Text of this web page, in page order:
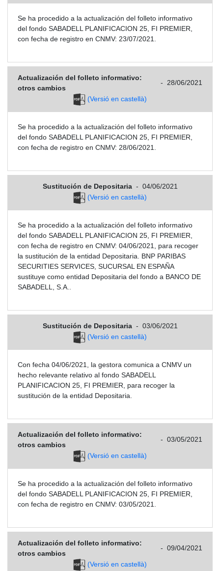
Se ha procedido a la actualización del folleto informativo
del fondo SABADELL PLANIFICACION 25, FI PREMIER,
con fecha de registro en CNMV: 23/07/2021.
Actualización del folleto informativo:
otros cambios
- 28/06/2021
(Versió en castellà)
Se ha procedido a la actualización del folleto informativo
del fondo SABADELL PLANIFICACION 25, FI PREMIER,
con fecha de registro en CNMV: 28/06/2021.
Sustitución de Depositaria - 04/06/2021
(Versió en castellà)
Se ha procedido a la actualización del folleto informativo
del fondo SABADELL PLANIFICACION 25, FI PREMIER,
con fecha de registro en CNMV: 04/06/2021, para recoger
la sustitución de la entidad Depositaria. BNP PARIBAS
SECURITIES SERVICES, SUCURSAL EN ESPAÑA
sustituye como entidad Depositaria del fondo a BANCO DE
SABADELL, S.A..
Sustitución de Depositaria - 03/06/2021
(Versió en castellà)
Con fecha 04/06/2021, la gestora comunica a CNMV un
hecho relevante relativo al fondo SABADELL
PLANIFICACION 25, FI PREMIER, para recoger la
sustitución de la entidad Depositaria.
Actualización del folleto informativo:
otros cambios
- 03/05/2021
(Versió en castellà)
Se ha procedido a la actualización del folleto informativo
del fondo SABADELL PLANIFICACION 25, FI PREMIER,
con fecha de registro en CNMV: 03/05/2021.
Actualización del folleto informativo:
otros cambios
- 09/04/2021
(Versió en castellà)